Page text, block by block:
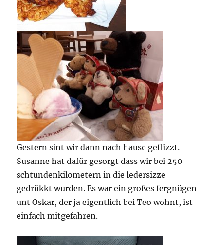
Gestern sint wir dann nach hause geflizzt.
Susanne hat dafür gesorgt dass wir bei 250
schtundenkilometern in die ledersizze
gedrükkt wurden. Es war ein großes fergnügen
unt Oskar, der ja eigentlich bei Teo wohnt, ist
einfach mitgefahren.